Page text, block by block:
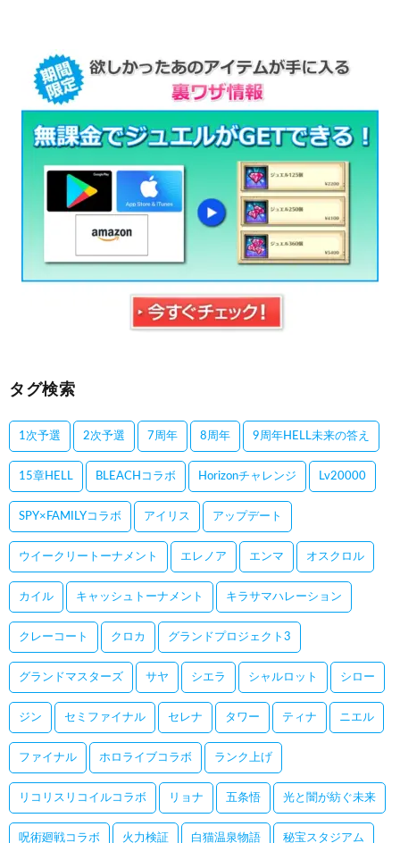
タグ検索
1次予選 2次予選 7周年 8周年 9周年HELL未来の答え
15章HELL BLEACHコラボ Horizonチャレンジ Lv20000
SPY×FAMILYコラボ アイリス アップデート
ウイークリートーナメント エレノア エンマ オスクロル
カイル キャッシュトーナメント キラサマハレーション
クレーコート クロカ グランドプロジェクト3
グランドマスターズ サヤ シエラ シャルロット シロー
ジン セミファイナル セレナ タワー ティナ ニエル
ファイナル ホロライブコラボ ランク上げ
リコリスリコイルコラボ リョナ 五条悟 光と闇が紡ぐ未来
呪術廻戦コラボ 火力検証 白猫温泉物語 秘宝スタジアム